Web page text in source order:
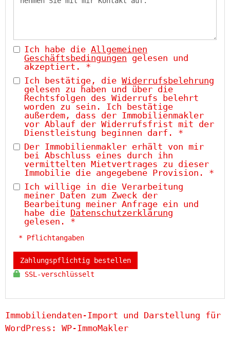
Ich habe die Allgemeinen
Geschäftsbedingungen gelesen und
akzeptiert. *
Ich bestätige, die Widerrufsbelehrung
gelesen zu haben und über die
Rechtsfolgen des Widerrufs belehrt
worden zu sein. Ich bestätige
außerdem, dass der Immobilienmakler
vor Ablauf der Widerrufsfrist mit der
Dienstleistung beginnen darf. *
Der Immobilienmakler erhält von mir
bei Abschluss eines durch ihn
vermittelten Mietvertrages zu dieser
Immobilie die angegebene Provision. *
Ich willige in die Verarbeitung
meiner Daten zum Zweck der
Bearbeitung meiner Anfrage ein und
habe die Datenschutzerklärung
gelesen. *
* Pflichtangaben
Zahlungspflichtig bestellen
SSL-verschlüsselt
Immobiliendaten-Import und Darstellung für
WordPress: WP-ImmoMakler